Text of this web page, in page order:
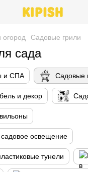
огород Cадовые грили
сада
и СПА Cадовые
и декор
освещение
тунели